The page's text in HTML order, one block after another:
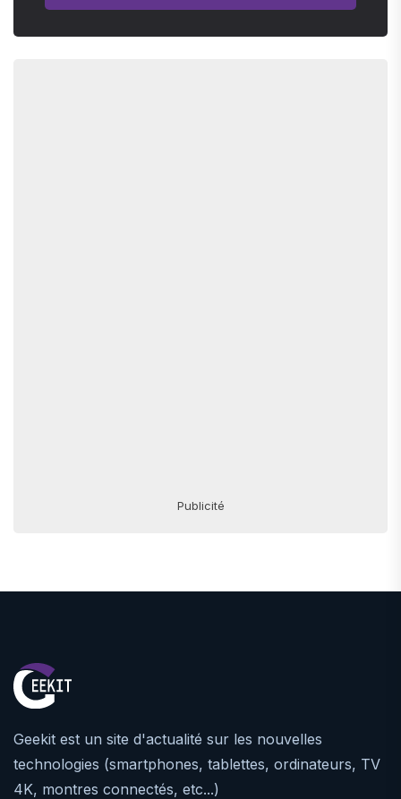
Publicité
Geekit est un site d'actualité sur les nouvelles
technologies (smartphones, tablettes, ordinateurs, TV
4K, montres connectés, etc...)